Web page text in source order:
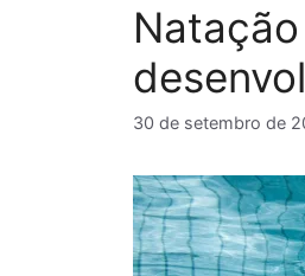
30 de setembro de